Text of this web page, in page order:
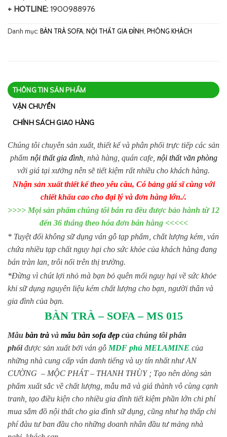
+ HOTLINE: 1900988976
Danh mục: BÀN TRÀ SOFA, NỘI THẤT GIA ĐÌNH, PHÒNG KHÁCH
THÔNG TIN SẢN PHẨM
VẬN CHUYỂN
CHÍNH SÁCH GIAO HÀNG
Chúng tôi chuyên sản xuất, thiết kế và phân phối trực tiếp các sản
phẩm nội thất gia đình, nhà hàng, quán cafe, nội thất văn phòng
với giá tại xưởng nên sẽ tiết kiệm rất nhiều cho khách hàng.
Nhận sản xuất thiết kế theo yêu cầu, Có bảng giá sĩ cùng với
chiết khấu cao cho đại lý và đơn hàng lớn./.
>>>> Mọi sản phẩm chúng tôi bán ra đều được bảo hành từ 12
đến 36 tháng theo hóa đơn bán hàng <<<<<
* Tuyệt đối không sữ dụng ván gỗ tạp phẩm, chất lượng kém, ván
chứa nhiều tạp chất nguy hại cho sức khỏe của khách hàng đang
bán tràn lan, trôi nổi trên thị trường.
*Đừng vì chút lợi nhỏ mà bạn bỏ quên mối nguy hại về sức khỏe
khi sữ dụng nguyên liệu kém chất lượng cho bạn, người thân và
gia đình của bạn.
BÀN TRÀ – SOFA – MS 015
Mẫu bàn trà và mẫu bàn sofa đẹp của chúng tôi phân
phốiđược sản xuất bởi ván gỗ MDF phủ MELAMINE của
những nhà cung cấp ván danh tiếng và uy tín nhất như AN
CƯỜNG – MỘC PHÁT – THANH THÙY ; Tạo nên dòng sản
phẩm xuất sắc về chất lượng, mẫu mã và giá thành vô cùng cạnh
tranh, tạo điều kiện cho nhiều gia đình tiết kiệm phần lớn chi phí
mua sắm đồ nội thất cho gia đình sữ dụng, cũng như hạ thấp chi
phí đàu tư ban đầu cho những doanh nhân đầu tư mảng nhà